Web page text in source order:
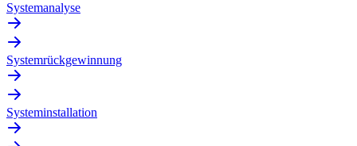
Systemanalyse
Systemrückgewinnung
Systeminstallation